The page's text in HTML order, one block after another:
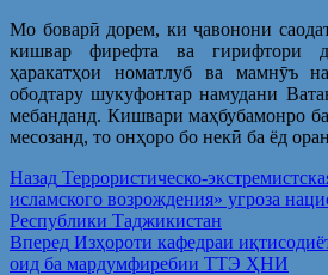
Мо боварӣ дорем, ки ҷавонони
кишвар фирефта ва гирифтори
ҳаракатҳои номатлуб ва мамнӯъ
ободтару шукуфонтар намудани
мебанданд. Кишвари маҳбубамонро
месозанд, то онҳоро бо некӣ ба ёд
Post
navigation
Назад Предыдущая
запись:
Террористическо-
исламского возрождения» угроза
Республики Таджикистан
Вперед Следующая
запись:
Изҳороти кафедраи
оид ба мардумфиребии ТТЭ ҲНИ